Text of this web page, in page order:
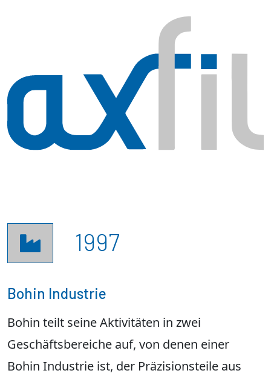
 1997
Bohin Industrie
Bohin teilt seine Aktivitäten in zwei
Geschäftsbereiche auf, von denen einer
Bohin Industrie ist, der Präzisionsteile aus